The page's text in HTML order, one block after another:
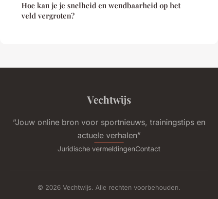
Hoe kan je je snelheid en wendbaarheid op het
veld vergroten?
Vechtwijs
“Jouw online bron voor sportnieuws, trainingstips en
actuele verhalen”
Juridische vermeldingenContact
© 2026 Vechtwijs. Alle rechten voorbehouden.